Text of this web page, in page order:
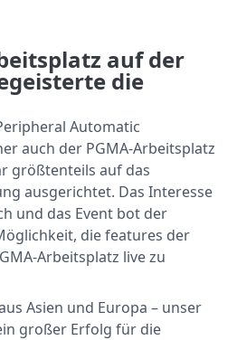
auf der
die
Automatic
auch der PGMA-Arbeitsplatz
größtenteils auf das
ausgerichtet. Das Interesse
und das Event bot der
die features der
Arbeitsplatz live zu
Asien und Europa – unser
großer Erfolg für die